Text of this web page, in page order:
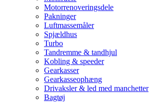
Motorrenoveringsdele
Pakninger
Luftmassemåler
Spjældhus
Turbo
Tandremme & tandhjul
Kobling & speeder
Gearkasser
Gearkasseophæng
Drivaksler & led med manchetter
Bagtøj